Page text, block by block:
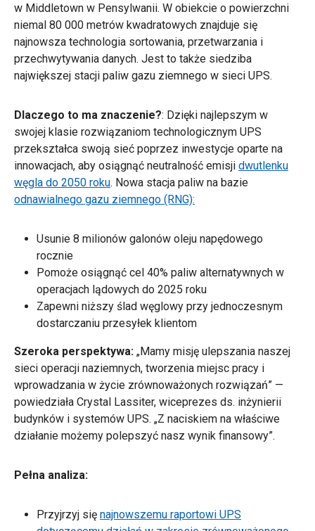
w Middletown w Pensylwanii. W obiekcie o powierzchni
niemal 80 000 metrów kwadratowych znajduje się
najnowsza technologia sortowania, przetwarzania i
przechwytywania danych. Jest to także siedziba
największej stacji paliw gazu ziemnego w sieci UPS.
Dlaczego to ma znaczenie?: Dzięki najlepszym w
swojej klasie rozwiązaniom technologicznym UPS
przekształca swoją sieć poprzez inwestycje oparte na
innowacjach, aby osiągnąć neutralność emisji dwutlenku
węgla do 2050 roku. Nowa stacja paliw na bazie
odnawialnego gazu ziemnego (RNG):
Usunie 8 milionów galonów oleju napędowego
rocznie
Pomoże osiągnąć cel 40% paliw alternatywnych w
operacjach lądowych do 2025 roku
Zapewni niższy ślad węglowy przy jednoczesnym
dostarczaniu przesyłek klientom
Szeroka perspektywa: „Mamy misję ulepszania naszej
sieci operacji naziemnych, tworzenia miejsc pracy i
wprowadzania w życie zrównoważonych rozwiązań” —
powiedziała Crystal Lassiter, wiceprezes ds. inżynierii
budynków i systemów UPS. „Z naciskiem na właściwe
działanie możemy polepszyć nasz wynik finansowy”.
Pełna analiza:
Przyjrzyj się najnowszemu raportowi UPS